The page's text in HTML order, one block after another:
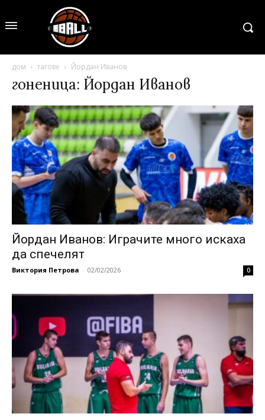
дом тагове Йордан Иванов
гоненица: Йордан Иванов
Йордан Иванов: Играчите много искаха
да спечелят
Виктория Петрова - 02/02/2026 0